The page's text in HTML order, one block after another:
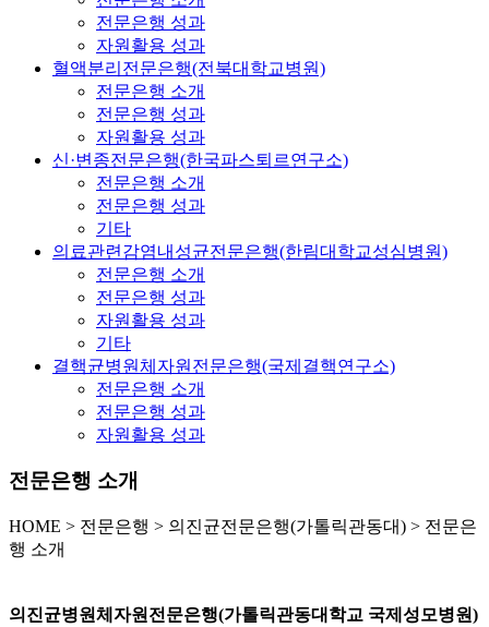
전문은행 성과
자원활용 성과
혈액분리전문은행(전북대학교병원)
전문은행 소개
전문은행 성과
자원활용 성과
신·변종전문은행(한국파스퇴르연구소)
전문은행 소개
전문은행 성과
기타
의료관련감염내성균전문은행(한림대학교성심병원)
전문은행 소개
전문은행 성과
자원활용 성과
기타
결핵균병원체자원전문은행(국제결핵연구소)
전문은행 소개
전문은행 성과
자원활용 성과
전문은행 소개
HOME > 전문은행 > 의진균전문은행(가톨릭관동대) > 전문은
행 소개
의진균병원체자원전문은행(가톨릭관동대학교 국제성모병원)